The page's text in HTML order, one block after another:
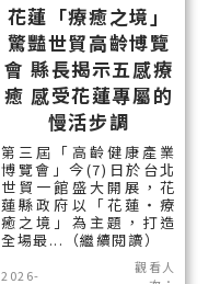
花蓮「療癒之境」
驚豔世貿高齡博覽
會 縣長揭示五感療
癒 感受花蓮專屬的
慢活步調
第三屆「高齡健康產業
博覽會」今(7)日於台北
世貿一館盛大開展，花
蓮縣政府以「花蓮‧療
癒之境」為主題，打造
全場最...（繼續閱讀）
2026-
觀看人